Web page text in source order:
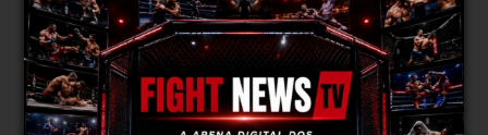
TIAGO ROCHA - CAMPEÃO REGIONAL
2026
PUBLICIDADE